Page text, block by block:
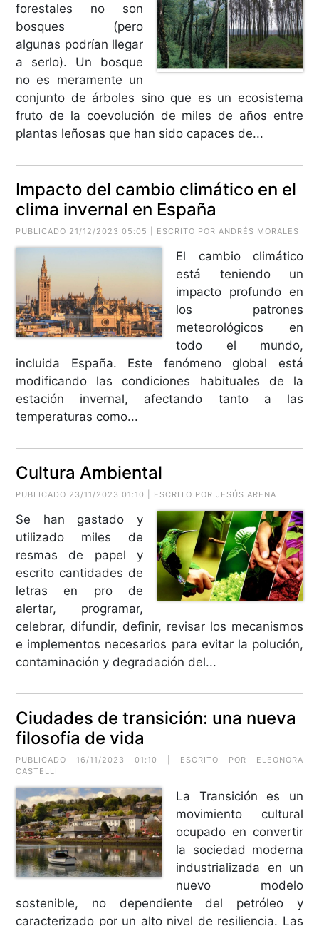
forestales no son
bosques (pero
algunas podrían llegar
a serlo). Un bosque
no es meramente un
conjunto de árboles sino que es un ecosistema
fruto de la coevolución de miles de años entre
plantas leñosas que han sido capaces de...
Impacto del cambio climático en el
clima invernal en España
PUBLICADO 21/12/2023 05:05 | ESCRITO POR ANDRÉS MORALES
El cambio climático
está teniendo un
impacto profundo en
los patrones
meteorológicos en
todo el mundo,
incluida España. Este fenómeno global está
modificando las condiciones habituales de la
estación invernal, afectando tanto a las
temperaturas como...
Cultura Ambiental
PUBLICADO 23/11/2023 01:10 | ESCRITO POR JESÚS ARENA
Se han gastado y
utilizado miles de
resmas de papel y
escrito cantidades de
letras en pro de
alertar, programar,
celebrar, difundir, definir, revisar los mecanismos
e implementos necesarios para evitar la polución,
contaminación y degradación del...
Ciudades de transición: una nueva
filosofía de vida
PUBLICADO 16/11/2023 01:10 | ESCRITO POR ELEONORA
CASTELLI
La Transición es un
movimiento cultural
ocupado en convertir
la sociedad moderna
industrializada en un
nuevo modelo
sostenible, no dependiente del petróleo y
caracterizado por un alto nivel de resiliencia. Las